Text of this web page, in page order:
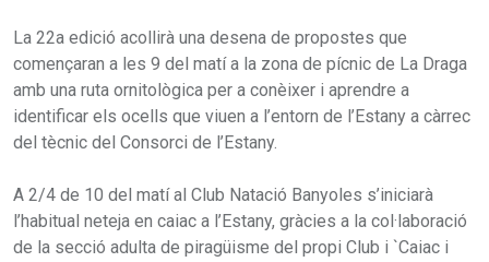
La 22a edició acollirà una desena de propostes que
començaran a les 9 del matí a la zona de pícnic de La Draga
amb una ruta ornitològica per a conèixer i aprendre a
identificar els ocells que viuen a l’entorn de l’Estany a càrrec
del tècnic del Consorci de l’Estany.
A 2/4 de 10 del matí al Club Natació Banyoles s’iniciarà
l’habitual neteja en caiac a l’Estany, gràcies a la col·laboració
de la secció adulta de piragüisme del propi Club i `Caiac i